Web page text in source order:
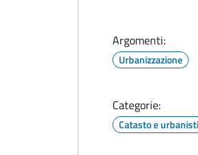
Argomenti:
Urbanizzazione
Categorie:
Catasto e